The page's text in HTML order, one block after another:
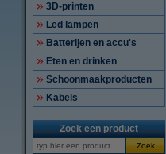
3D-printen
Led lampen
Batterijen en accu's
Eten en drinken
Schoonmaakproducten
Kabels
Zoek een product
Zoek